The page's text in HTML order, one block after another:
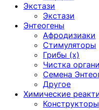
Экстази
Экстази
Энтеогены
Афродизиаки
Стимуляторы
Грибы (х)
Чистка
Семена
Другое
Химические
Конструкторы